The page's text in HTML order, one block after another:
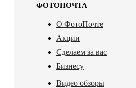
ФОТОПОЧТА
О ФотоПочте
Акции
Сделаем за вас
Бизнесу
Видео обзоры